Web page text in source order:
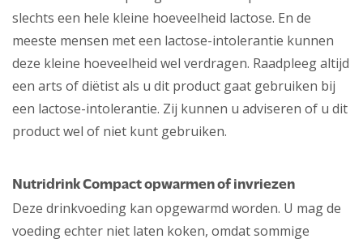
slechts een hele kleine hoeveelheid lactose. En de
meeste mensen met een lactose-intolerantie kunnen
deze kleine hoeveelheid wel verdragen. Raadpleeg altijd
een arts of diëtist als u dit product gaat gebruiken bij
een lactose-intolerantie. Zij kunnen u adviseren of u dit
product wel of niet kunt gebruiken.
Nutridrink Compact opwarmen of invriezen
Deze drinkvoeding kan opgewarmd worden. U mag de
voeding echter niet laten koken, omdat sommige